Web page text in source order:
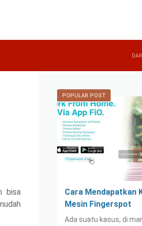
bisa
POPULAR POST
Cara Mendapatkan
Mesin Fingerspot
Ada suatu kasus, di